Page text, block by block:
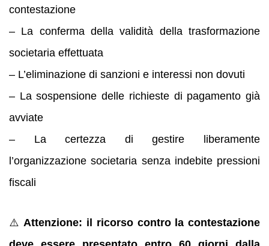
contestazione
– La conferma della validità della trasformazione
societaria effettuata
– L’eliminazione di sanzioni e interessi non dovuti
– La sospensione delle richieste di pagamento già
avviate
– La certezza di gestire liberamente
l’organizzazione societaria senza indebite pressioni
fiscali
⚠️ Attenzione: il ricorso contro la contestazione